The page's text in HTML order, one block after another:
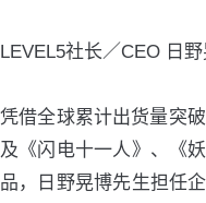
LEVEL5社长／CEO 日
凭借全球累计出货量突
及《闪电十一人》、《
品，日野晃博先生担任